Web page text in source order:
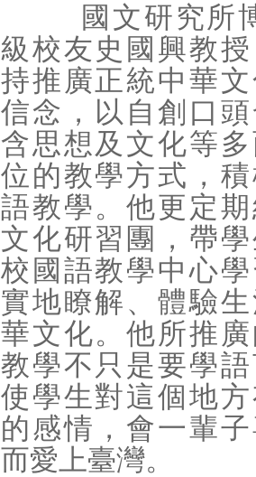
國文研究所
級校友史國興教
持推廣正統中華
信念，以自創口
含思想及文化等
位的教學方式，
語教學。他更定
文化研習團，帶
校國語教學中心
實地瞭解、體驗
華文化。他所推
教學不只是要學
使學生對這個地
的感情，會一輩
而愛上臺灣。